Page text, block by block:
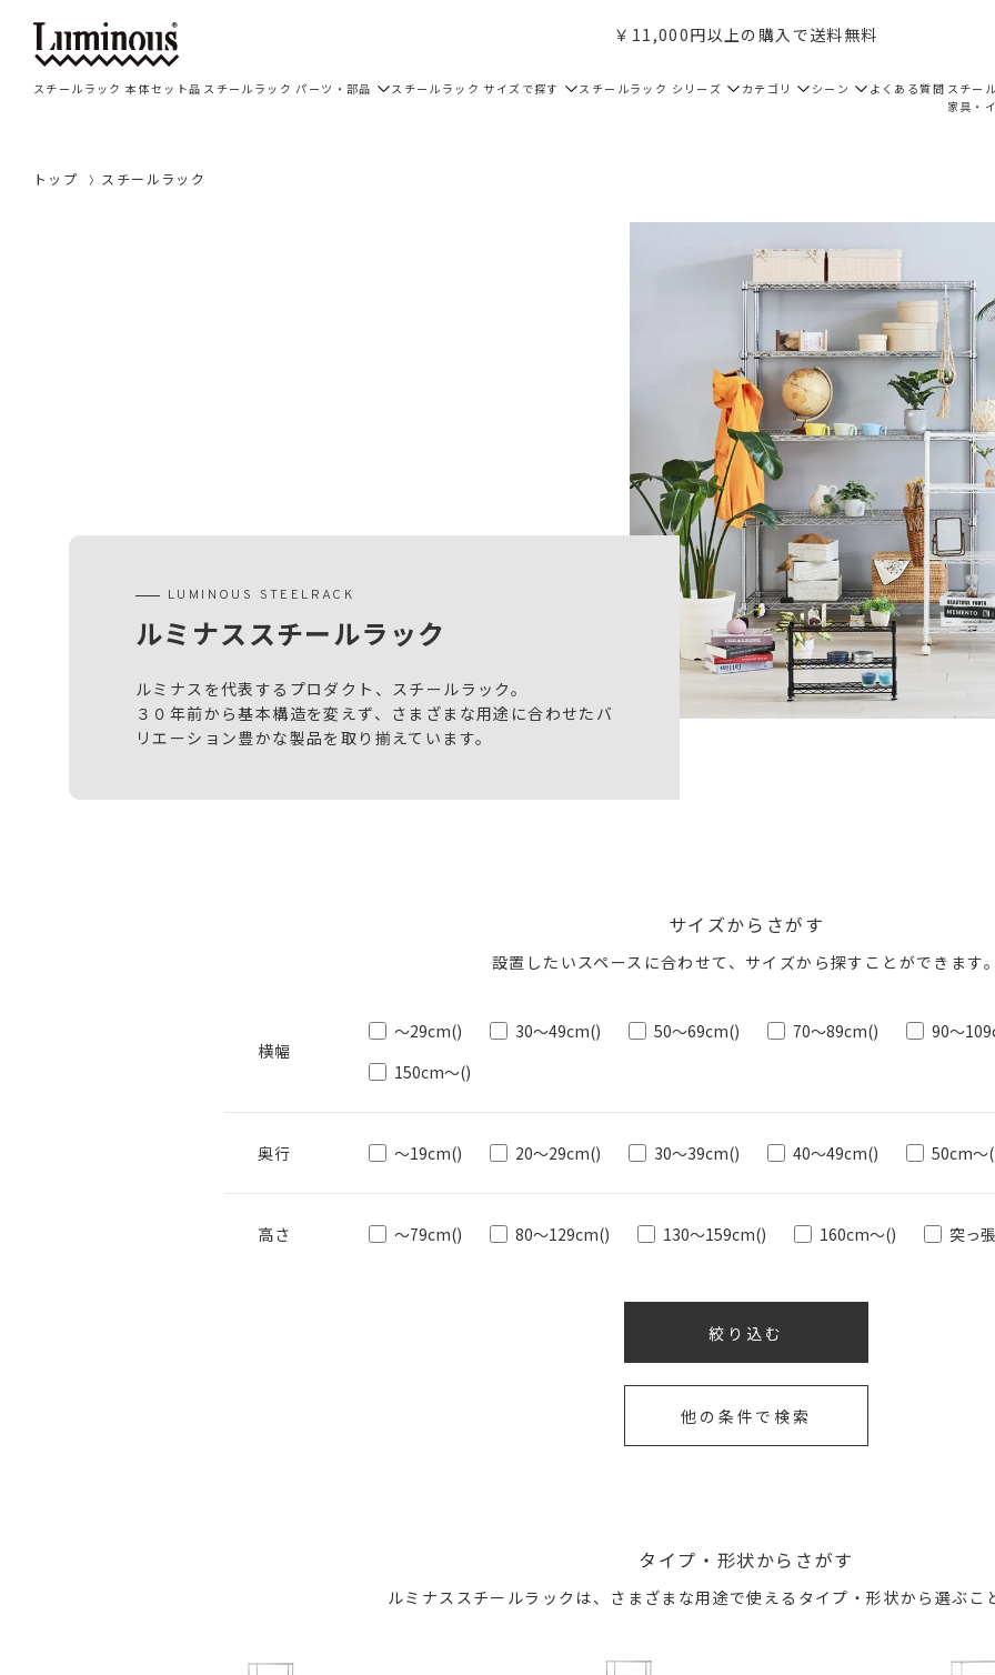
￥11,000円以上の購入で送料無料
スチールラック 本体セット品 スチールラック パーツ・部品 スチールラック サイズで探す スチールラック シリーズ カテゴリ シーン よくある質問 スチー
家具・
トップ スチールラック
LUMINOUS STEELRACK
ルミナススチールラック
ルミナスを代表するプロダクト、スチールラック。
３０年前から基本構造を変えず、さまざまな用途に合わせたバ
リエーション豊かな製品を取り揃えています。
サイズからさがす
設置したいスペースに合わせて、 サイズから探すことができます。
～29cm() 30～49cm() 50～69cm() 70～89cm() 90～
150cm～()
～19cm() 20～29cm() 30～39cm() 40～49cm() 50cm～
～79cm() 80～129cm() 130～159cm() 160cm～() 突っ
他の条件で検索
タイプ・形状からさがす
ルミナススチールラックは、 さまざまな用途で使えるタイプ・形状から 選ぶこ